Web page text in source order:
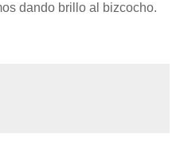
dando brillo al bizcocho.